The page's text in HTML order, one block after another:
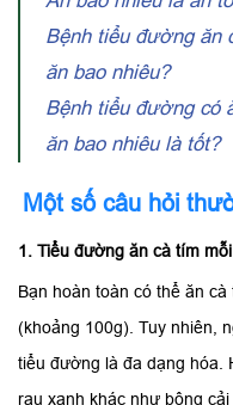
Bệnh tiểu đường ăn
ăn bao nhiêu?
Bệnh tiểu đường có
ăn bao nhiêu là tốt?
Một số câu hỏi
1. Tiểu đường ăn cà tím
Bạn hoàn toàn có thể ăn
(khoảng 100g). Tuy nhiên,
tiểu đường là đa dạng hóa.
rau xanh khác như bông